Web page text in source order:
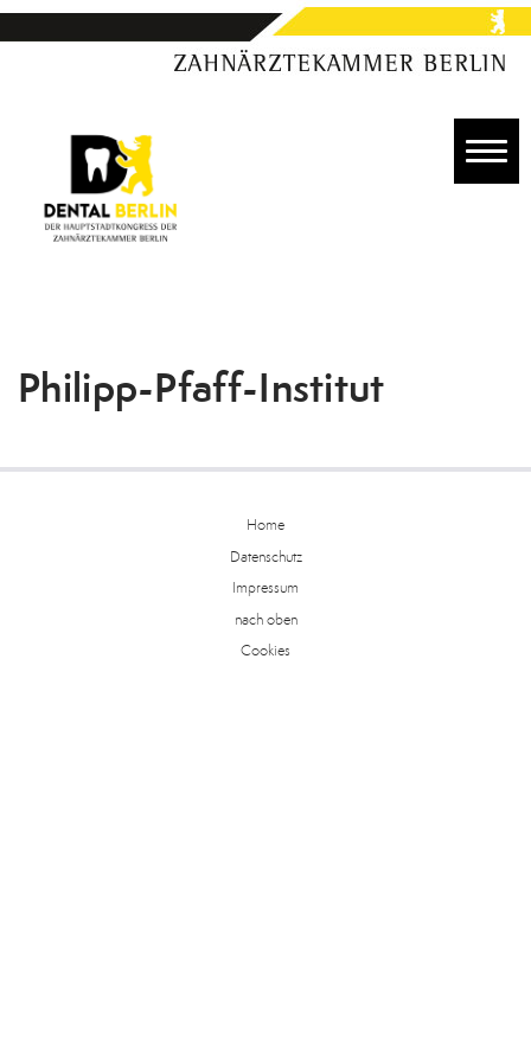
Anmelden
Programm
Referierende
Colosseum
Philipp-Pfaff-Institut
Home
Datenschutz
Impressum
nach oben
Cookies